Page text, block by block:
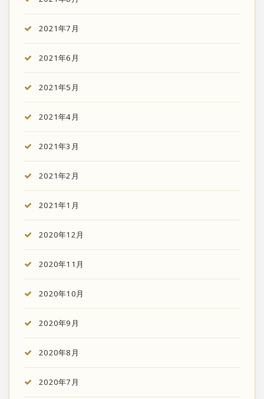
2021年7月
2021年6月
2021年5月
2021年4月
2021年3月
2021年2月
2021年1月
2020年12月
2020年11月
2020年10月
2020年9月
2020年8月
2020年7月